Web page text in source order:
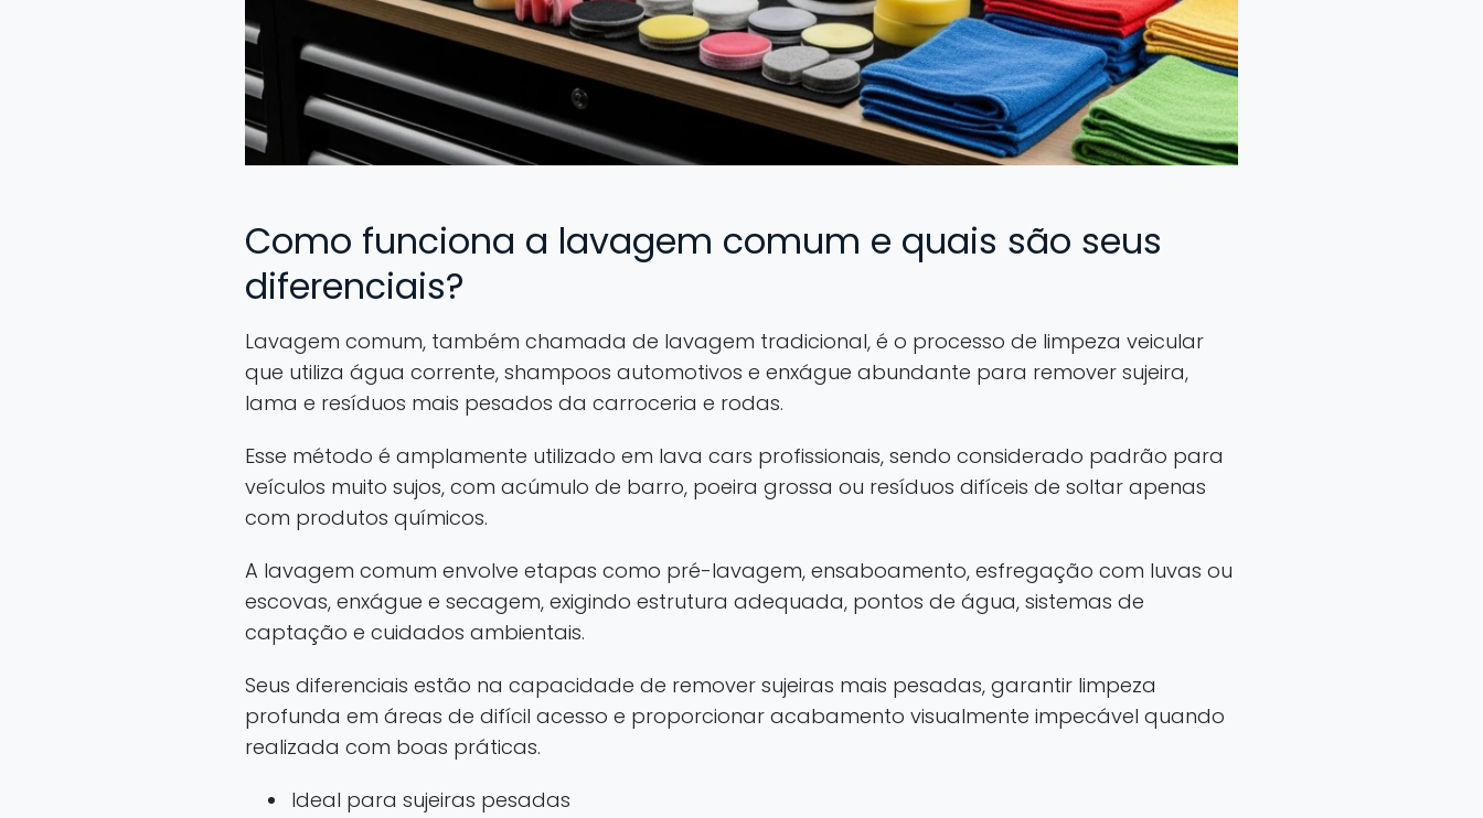
Como funciona a lavagem comum e quais são seus
diferenciais?
Lavagem comum, também chamada de lavagem tradicional, é o processo de limpeza veicular
que utiliza água corrente, shampoos automotivos e enxágue abundante para remover sujeira,
lama e resíduos mais pesados da carroceria e rodas.
Esse método é amplamente utilizado em lava cars profissionais, sendo considerado padrão para
veículos muito sujos, com acúmulo de barro, poeira grossa ou resíduos difíceis de soltar apenas
com produtos químicos.
A lavagem comum envolve etapas como pré-lavagem, ensaboamento, esfregação com luvas ou
escovas, enxágue e secagem, exigindo estrutura adequada, pontos de água, sistemas de
captação e cuidados ambientais.
Seus diferenciais estão na capacidade de remover sujeiras mais pesadas, garantir limpeza
profunda em áreas de difícil acesso e proporcionar acabamento visualmente impecável quando
realizada com boas práticas.
Ideal para sujeiras pesadas